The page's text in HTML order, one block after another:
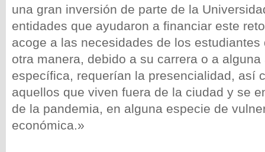
una gran inversión de parte de la
entidades que ayudaron a financiar este
acoge a las necesidades de los estudiantes
otra manera, debido a su carrera o a alguna
específica, requerían la presencialidad, así
aquellos que viven fuera de la ciudad y se
de la pandemia, en alguna especie de
económica.»